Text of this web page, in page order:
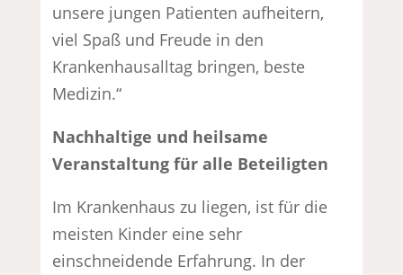
unsere jungen Patienten aufheitern,
viel Spaß und Freude in den
Krankenhausalltag bringen, beste
Medizin.“
Nachhaltige und heilsame
Veranstaltung für alle Beteiligten
Im Krankenhaus zu liegen, ist für die
meisten Kinder eine sehr
einschneidende Erfahrung. In der